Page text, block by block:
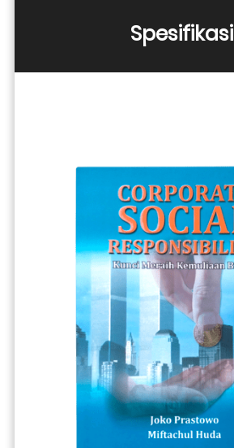
Spesifikasi